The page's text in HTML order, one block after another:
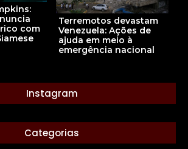
com
Terremotos devastam
Venezuela: Ações de
ajuda em meio à
emergência nacional
Instagram
Categorias